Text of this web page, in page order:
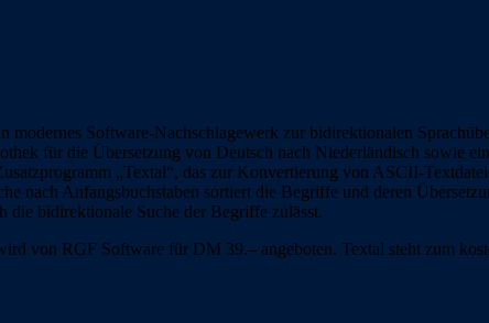
modernes Software-Nachschlagewerk zur bidirektionalen
für die Übersetzung von Deutsch nach Niederländisch sowie
„Textal“, das zur Konvertierung von ASCII-
nach Anfangsbuchstaben sortiert die Begriffe und deren
bidirektionale Suche der Begriffe zulässt.
von RGF Software für DM 39.– angeboten. Textal steht zum